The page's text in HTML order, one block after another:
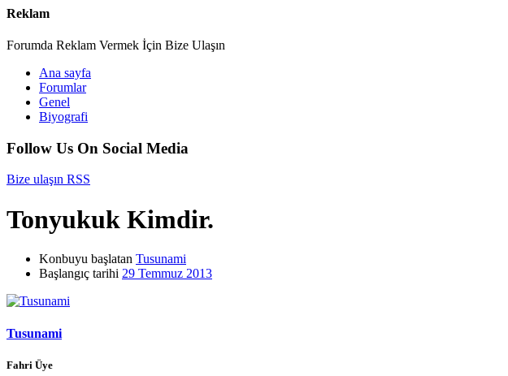
Reklam
Forumda Reklam Vermek İçin Bize Ulaşın
Ana sayfa
Forumlar
Genel
Biyografi
Follow Us On Social Media
Bize ulaşın RSS
Tonyukuk Kimdir.
Konbuyu başlatan Tusunami
Başlangıç tarihi 29 Temmuz 2013
Tusunami
Fahri Üye